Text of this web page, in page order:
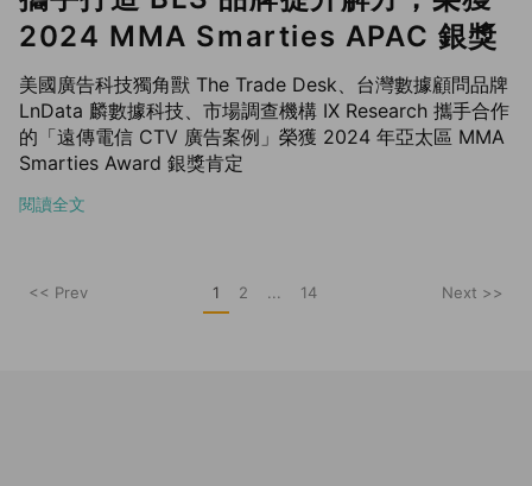
2024 MMA Smarties APAC 銀獎
美國廣告科技獨角獸 The Trade Desk、台灣數據顧問品牌
LnData 麟數據科技、市場調查機構 IX Research 攜手合作
的「遠傳電信 CTV 廣告案例」榮獲 2024 年亞太區 MMA
Smarties Award 銀獎肯定
閱讀全文
<< Prev 1 2 ... 14 Next >>